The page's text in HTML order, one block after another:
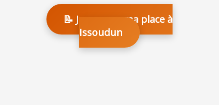
📝 Je reserve ma place à
Issoudun